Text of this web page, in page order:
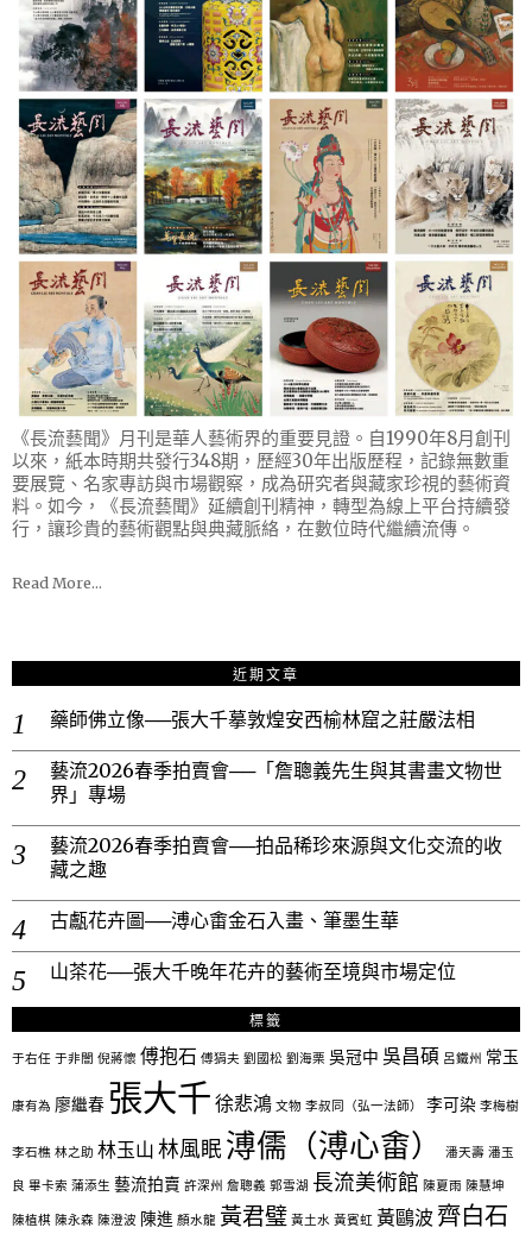
《長流藝聞》月刊是華人藝術界的重要見證。自1990年8月創刊
以來，紙本時期共發行348期，歷經30年出版歷程，記錄無數重
要展覽、名家專訪與市場觀察，成為研究者與藏家珍視的藝術資
料。如今，《長流藝聞》延續創刊精神，轉型為線上平台持續發
行，讓珍貴的藝術觀點與典藏脈絡，在數位時代繼續流傳。
Read More…
近期文章
藥師佛立像──張大千摹敦煌安西榆林窟之莊嚴法相
藝流2026春季拍賣會──「詹聰義先生與其書畫文物世
界」專場
藝流2026春季拍賣會──拍品稀珍來源與文化交流的收
藏之趣
古甗花卉圖──溥心畬金石入畫、筆墨生華
山茶花──張大千晚年花卉的藝術至境與市場定位
標籤
于右任于非闇 倪蔣懷 傅抱石 傅狷夫 劉國松 劉海栗 吳冠中 吳昌碩 呂鐵州 常玉
康有為 廖繼春 張大千徐悲鴻文物 李叔同（弘一法師） 李可染李梅樹
李石樵林之助 林玉山林風眠溥儒（溥心畬） 潘天壽潘玉
良 畢卡索 蒲添生 藝流拍賣 許深州 詹聰義 郭雪湖 長流美術館 陳夏雨 陳慧坤
陳植棋陳永森 陳澄波 陳進 顏水龍 黃君璧黃土水 黃賓虹 黃鷗波 齊白石